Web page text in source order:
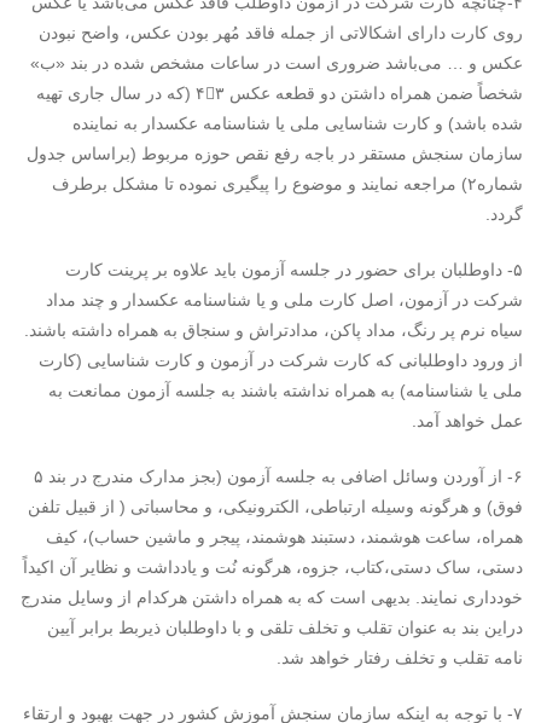
روی کارت دارای اشکالاتی از جمله فاقد مُهر بودن عکس، واضح نبودن
عکس و … می‌باشد ضروری است در ساعات مشخص شده در بند «ب»
شخصاً ضمن همراه داشتن دو قطعه عکس ۴۳ (که در سال جاری تهیه
شده باشد) و کارت شناسایی ملی یا شناسنامه عکسدار به نماینده
سازمان سنجش مستقر در باجه رفع نقص حوزه مربوط (براساس جدول
شماره۲‌) مراجعه نمایند و موضوع را پیگیری نموده تا مشکل برطرف
گردد.
۵- داوطلبان برای حضور در جلسه آزمون باید علاوه بر پرینت کارت
شرکت در آزمون، اصل کارت ملی و یا شناسنامه عکسدار و چند مداد
سیاه نرم پر رنگ، مداد پاکن، مدادتراش و سنجاق به همراه داشته باشند.
از ورود داوطلبانی که کارت شرکت در آزمون و کارت شناسایی (کارت
ملی یا شناسنامه) به همراه نداشته باشند به جلسه آزمون ممانعت به
عمل خواهد آمد.
۶- از آوردن وسائل اضافی به جلسه آزمون (بجز مدارک مندرج در بند ۵
فوق) و هرگونه وسیله ارتباطی، الکترونیکی، و محاسباتی ( از قبیل تلفن
همراه، ساعت هوشمند، دستبند هوشمند، پیجر و ماشین حساب)، کیف
دستی، ساک دستی،کتاب، جزوه، هرگونه نُت و یادداشت و نظایر آن اکیداً
خودداری نمایند. بدیهی است که به همراه داشتن هرکدام از وسایل مندرج
دراین بند به عنوان تقلب و تخلف تلقی و با داوطلبان ذیربط برابر آیین
نامه تقلب و تخلف رفتار خواهد شد.
۷- با توجه به اینکه سازمان سنجش آموزش کشور در جهت بهبود و ارتقاء